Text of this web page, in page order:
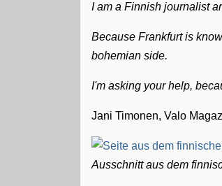
I am a Finnish journalist
Because Frankfurt is
bohemian side.
I'm asking your help,
Jani Timonen, Valo
Ausschnitt aus dem